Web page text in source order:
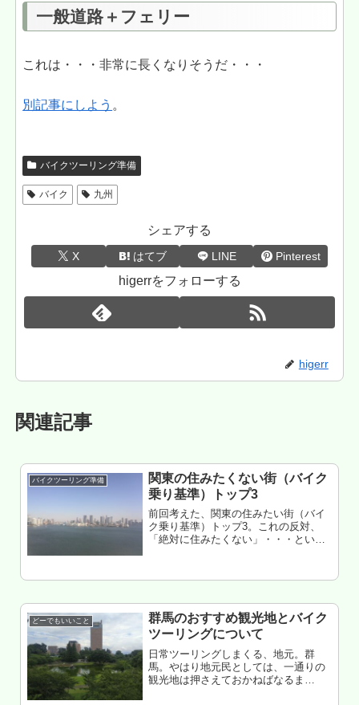
一般道路＋フェリー
これは・・・非常に長くなりそうだ・・・
別記事にしよう 。
バイクツーリング準備
バイク 九州
シェアする
X はてブ LINE Pinterest
higerrをフォローする
higerr
関連記事
バイクツーリング準備
関東の住みたくない街（バイク
乗り基準）トップ3
前回考えた、関東の住みたい街（バイ
ク乗り基準）トップ3。これの反対、
「絶対に住みたくない」・・・という
い記事。ソースは、東京23区内の駅前
憶...
どーでもいいこと
群馬のおすすめ観光地とバイク
ツーリングについて
日常ツーリングしまくる、地元。群
馬。やはり地元民としては、一通りの
観光地は押さえておかねばなるま